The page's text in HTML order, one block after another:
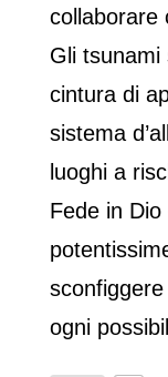
collaborare
Gli tsunami
cintura di
sistema
luoghi a
Fede in
ogni